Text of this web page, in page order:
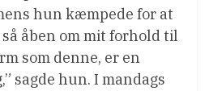
hun kæmpede for at
åben om mit forhold til
som denne, er en
sagde hun. I mandags